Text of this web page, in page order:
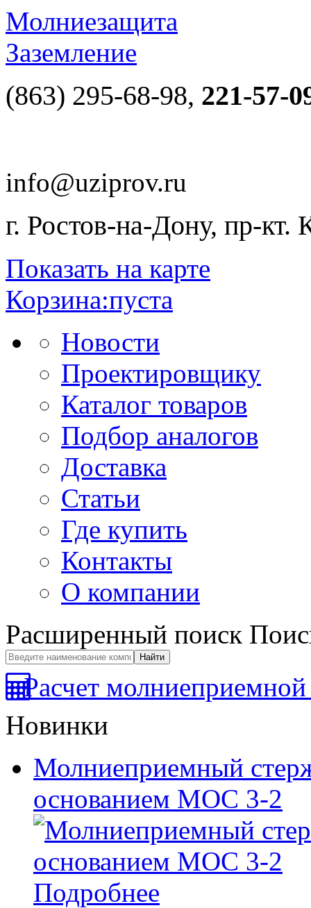
Молниезащита
Заземление
(863) 295-68-98, 221-57-
info@uziprov.ru
г. Ростов-на-Дону, пр-кт.
Показать на карте
Корзина:пуста
Новости
Проектировщику
Каталог товаров
Подбор аналогов
Доставка
Статьи
Где купить
Контакты
О компании
Расширенный поиск
Расчет
Новинки
Молниеприемный
основанием МОС 3-2
Подробнее